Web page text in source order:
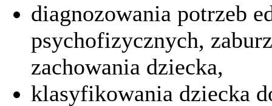
diagnozowania potrzeb
psychofizycznych,
zachowania dziecka,
klasyfikowania dziecka